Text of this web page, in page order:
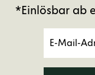
*Einlösbar ab